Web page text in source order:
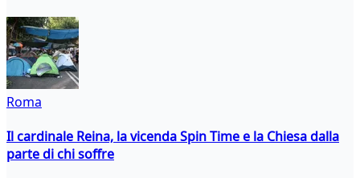
Roma
Il cardinale Reina, la vicenda Spin Time e la Chiesa dalla
parte di chi soffre